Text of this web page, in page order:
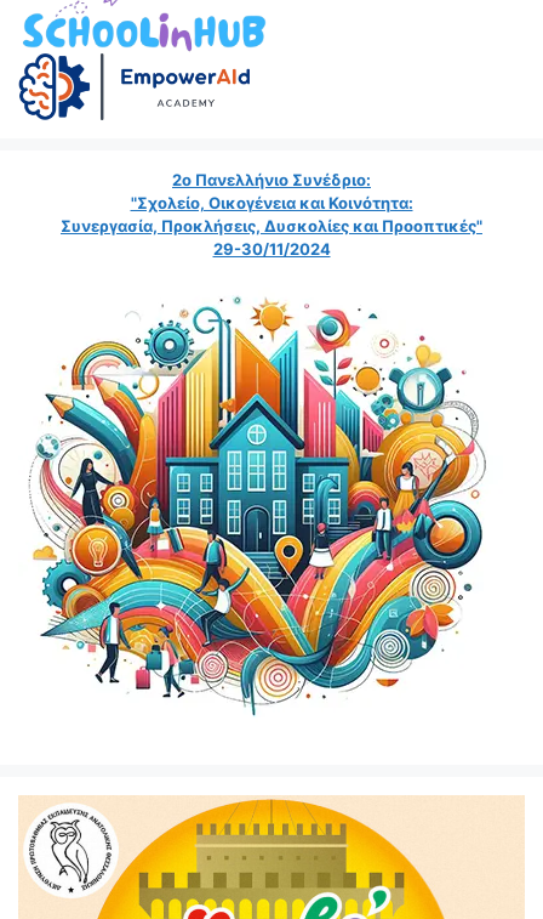
2ο Πανελλήνιο Συνέδριο:
"Σχολείο, Οικογένεια και Κοινότητα:
Συνεργασία, Προκλήσεις, Δυσκολίες και Προοπτικές"
29-30/11/2024